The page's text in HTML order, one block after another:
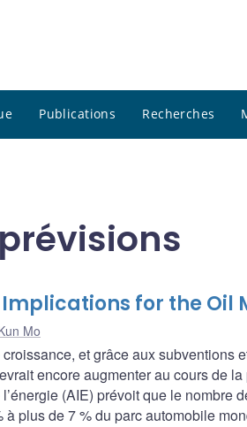
Publications Recherches
for the Oil
Mo
et grâce aux subventions
encore augmenter au cours de
(AIE) prévoit que le nombre
plus de 7 % du parc automobile